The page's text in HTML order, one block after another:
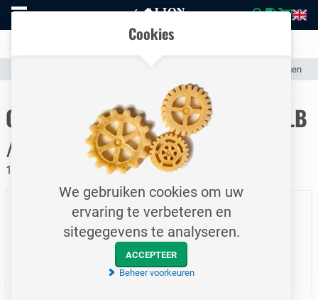
Naar
homepage
Transparante communicatie over kosten en verzendstatus
Slangkoppelingen
CamLock snelkoppeling / Type FLB
/ DN40
18 bar / Vrouwelijke koppeling - flens / RVS
Cookies
We gebruiken cookies om uw
ervaring te verbeteren en
sitegegevens te analyseren.
ACCEPTEER
Beheer voorkeuren